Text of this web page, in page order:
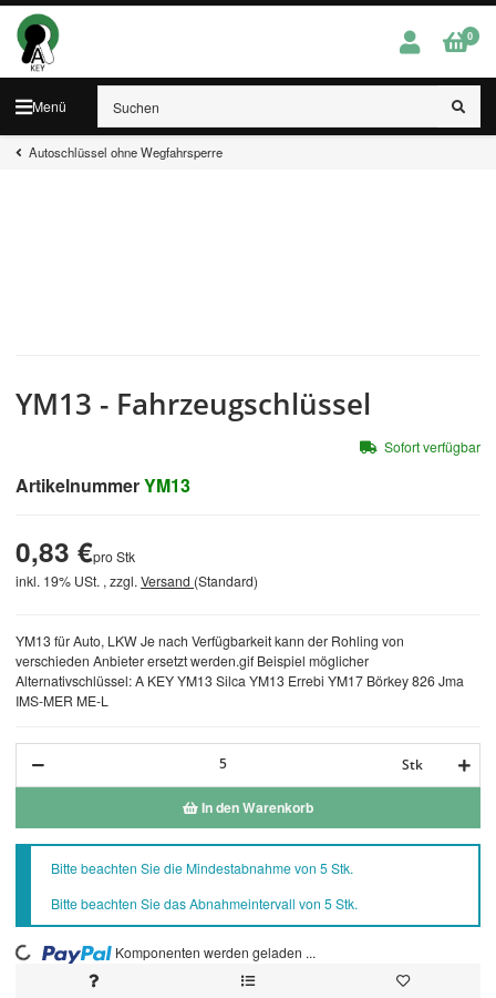
Menü
0
Autoschlüssel ohne Wegfahrsperre
YM13 - Fahrzeugschlüssel
ArtikelnummerYM13
YM13 für Auto, LKW Je nach Verfügbarkeit kann der Rohling von
verschieden Anbieter ersetzt werden.gif Beispiel möglicher
Alternativschlüssel: A KEY YM13 Silca YM13 Errebi YM17 Börkey 826 Jma
IMS-MER ME-L
0,83 €pro Stk
inkl. 19% USt. , zzgl. Versand (Standard)
Stk
In den Warenkorb
xBitte beachten Sie die Mindestabnahme von 5 Stk.
Bitte beachten Sie das Abnahmeintervall von 5 Stk.
Loading... Komponenten werden geladen ...
Sofort verfügbar